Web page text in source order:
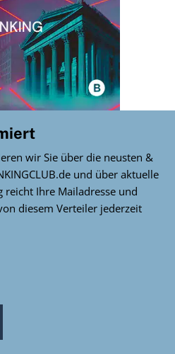
wir Sie über die neusten &
und über aktuelle
reicht Ihre Mailadresse und
diesem Verteiler jederzeit